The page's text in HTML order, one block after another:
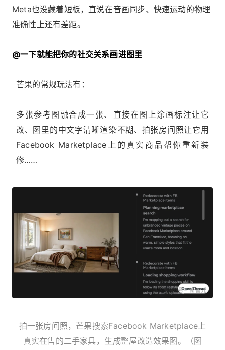
Meta也没藏着短板，直说在音画同步、快速运动的物理
准确性上还有差距。
@一下就能把你的社交关系画进图里
芒果的常规玩法有：
多张参考图融合成一张、直接在图上涂画标注让它
改、图里的中文字清晰渲染不糊、拍张房间照让它用
Facebook Marketplace上的真实商品帮你重新装
修……
拍一张房间照，芒果搜索Facebook Marketplace上
真实在售的二手家具，生成整屋改造效果图。（图